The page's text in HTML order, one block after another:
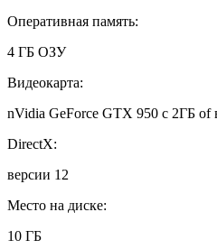
Оперативная память:
4 ГБ ОЗУ
Видеокарта:
nVidia GeForce GTX 950 с 2ГБ of
DirectX:
версии 12
Место на диске:
10 ГБ